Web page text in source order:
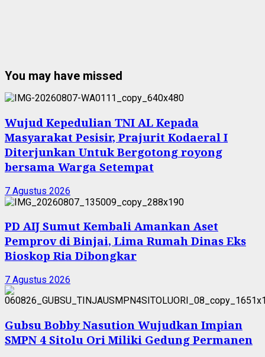
You may have missed
Wujud Kepedulian TNI AL Kepada
Masyarakat Pesisir, Prajurit Kodaeral I
Diterjunkan Untuk Bergotong royong
bersama Warga Setempat
7 Agustus 2026
PD AIJ Sumut Kembali Amankan Aset
Pemprov di Binjai, Lima Rumah Dinas Eks
Bioskop Ria Dibongkar
7 Agustus 2026
Gubsu Bobby Nasution Wujudkan Impian
SMPN 4 Sitolu Ori Miliki Gedung Permanen